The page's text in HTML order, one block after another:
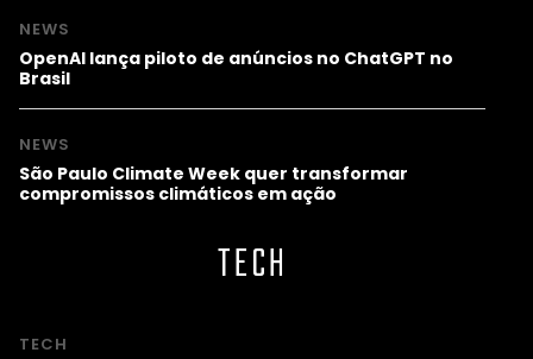
NEWS
OpenAI lança piloto de anúncios no ChatGPT no
Brasil
NEWS
São Paulo Climate Week quer transformar
compromissos climáticos em ação
TECH
TECH